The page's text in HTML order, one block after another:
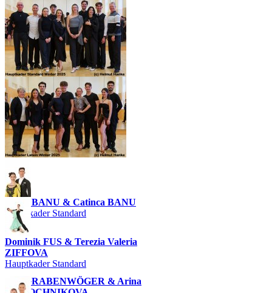
Rares BANU & Catinca BANU
Hauptkader Standard
Dominik FUS & Terezia Valeria
ZIFFOVA
Hauptkader Standard
Tim GRABENWÖGER & Arina